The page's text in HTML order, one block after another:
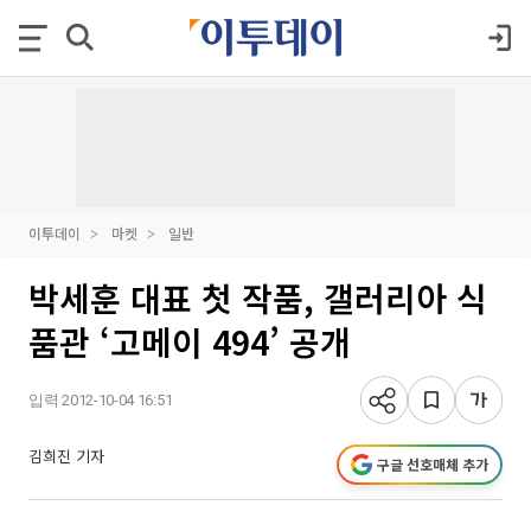
이투데이 마켓 일반
박세훈 대표 첫 작품, 갤러리아 식
품관 ‘고메이 494’ 공개
입력 2012-10-04 16:51
김희진 기자 구글 선호매체 추가